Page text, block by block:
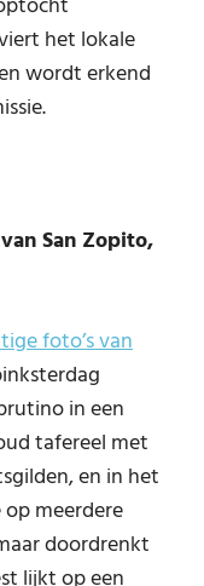
het lokale
wordt erkend
San Zopito,
foto’s van
in een
tafereel met
en in het
meerdere
doordrenkt
lijkt op een